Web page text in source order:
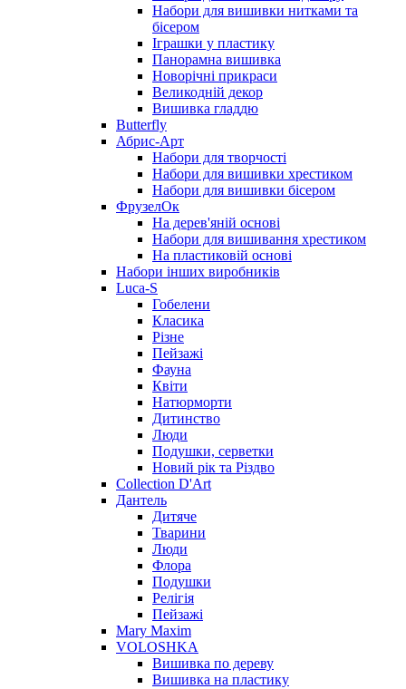
Набори для вишивки нитками та
бісером
Іграшки у пластику
Панорамна вишивка
Новорічні прикраси
Великодній декор
Вишивка гладдю
Butterfly
Абрис-Арт
Набори для творчості
Набори для вишивки хрестиком
Набори для вишивки бісером
ФрузелОк
На дерев'яній основі
Набори для вишивання хрестиком
На пластиковій основі
Набори інших виробників
Luca-S
Гобелени
Класика
Різне
Пейзажі
Фауна
Квіти
Натюрморти
Дитинство
Люди
Подушки, серветки
Новий рік та Різдво
Collection D'Art
Дантель
Дитяче
Тварини
Люди
Флора
Подушки
Релігія
Пейзажі
Mary Maxim
VOLOSHKA
Вишивка по дереву
Вишивка на пластику